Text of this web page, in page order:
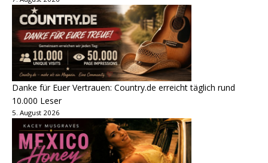
Danke für Euer Vertrauen: Country.de erreicht täglich rund
10.000 Leser
5. August 2026